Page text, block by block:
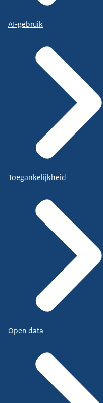
AI-gebruik
Toegankelijkheid
Open data